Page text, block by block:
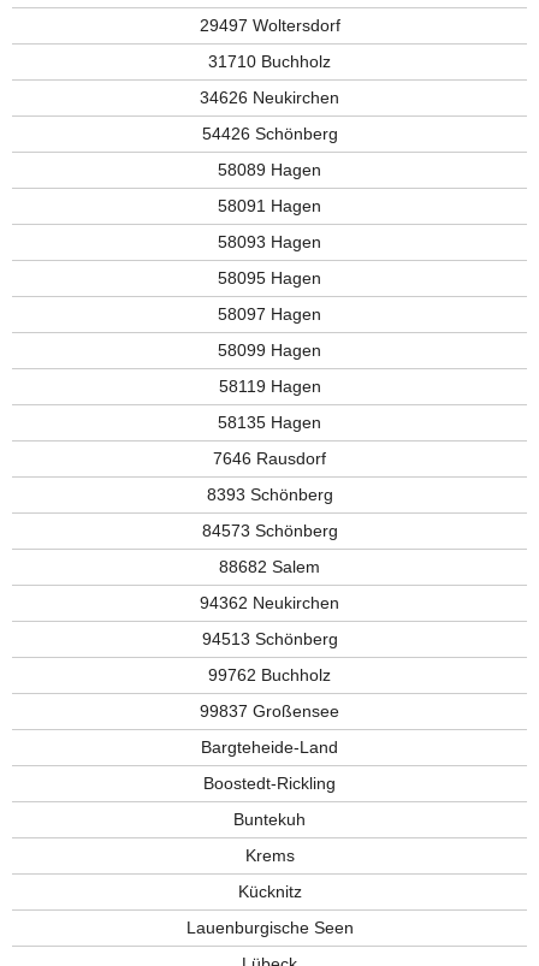
29497 Woltersdorf
31710 Buchholz
34626 Neukirchen
54426 Schönberg
58089 Hagen
58091 Hagen
58093 Hagen
58095 Hagen
58097 Hagen
58099 Hagen
58119 Hagen
58135 Hagen
7646 Rausdorf
8393 Schönberg
84573 Schönberg
88682 Salem
94362 Neukirchen
94513 Schönberg
99762 Buchholz
99837 Großensee
Bargteheide-Land
Boostedt-Rickling
Buntekuh
Krems
Kücknitz
Lauenburgische Seen